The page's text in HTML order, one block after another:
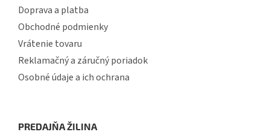
Doprava a platba
Obchodné podmienky
Vrátenie tovaru
Reklamačný a záručný poriadok
Osobné údaje a ich ochrana
PREDAJŇA ŽILINA